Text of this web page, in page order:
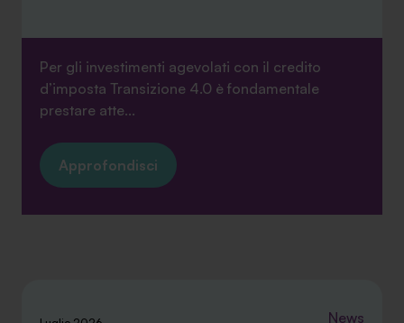
Per gli investimenti agevolati con il credito
d’imposta Transizione 4.0 è fondamentale
prestare atte...
Approfondisci
News